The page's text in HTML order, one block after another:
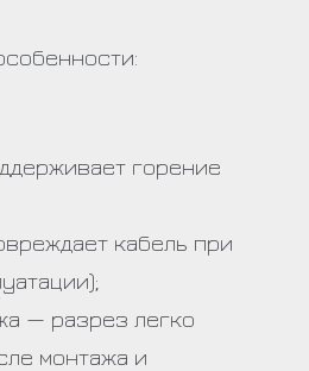
горение
кабель при
— разрез легко
монтажа и